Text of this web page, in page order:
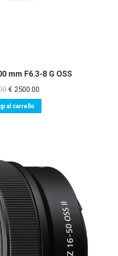
mm F6.3-8 G OSS
Il
prezzo
originale
€ 2500.00
prezzo
attuale
al carrello